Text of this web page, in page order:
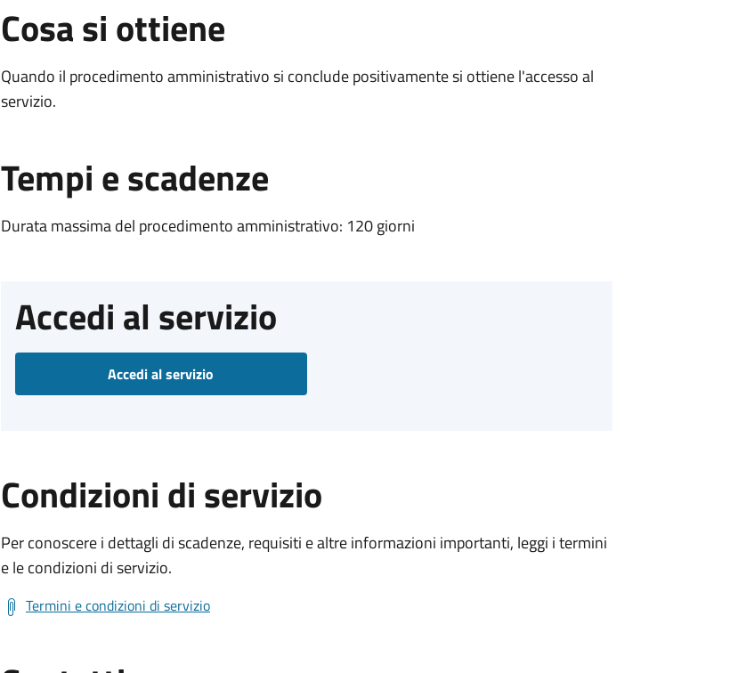
Cosa si ottiene
Quando il procedimento amministrativo si conclude positivamente si ottiene l'accesso al
servizio.
Tempi e scadenze
Durata massima del procedimento amministrativo: 120 giorni
Accedi al servizio
Accedi al servizio
Condizioni di servizio
Per conoscere i dettagli di scadenze, requisiti e altre informazioni importanti, leggi i termini
e le condizioni di servizio.
Termini e condizioni di servizio